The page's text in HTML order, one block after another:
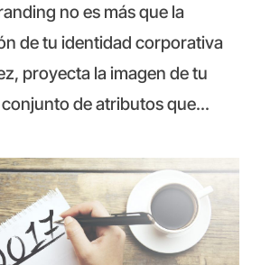
no es más que la
de tu identidad corporativa
proyecta la imagen de tu
de atributos que...